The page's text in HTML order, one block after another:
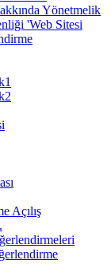
Yönetmelik
'Web Sitesi
Açılış